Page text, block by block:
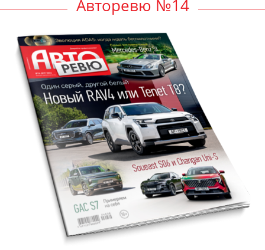
Авторевю №14